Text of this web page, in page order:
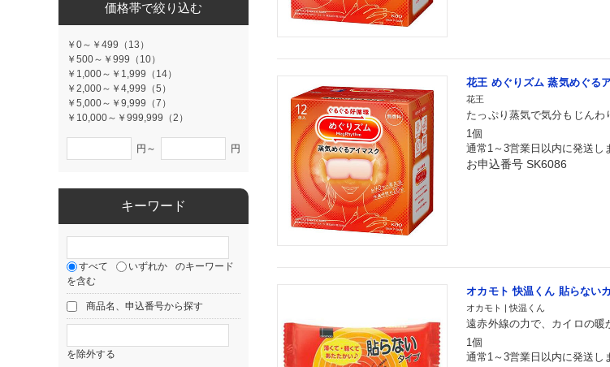
価格帯で絞り込む
￥0～￥499（13）
￥500～￥999（10）
￥1,000～￥1,999（14）
￥2,000～￥4,999（5）
￥5,000～￥9,999（7）
￥10,000～￥999,999（2）
円～ 円
キーワード
すべて いずれか
のキーワード
を含む
商品名、申込番号から探す
を除外する
花王 めぐりズム 蒸気めぐる
花王
たっぷり蒸気で気分もじんわ
1個
通常1～3営業日以内に発送し
お申込番号 SK6086
オカモト 快温くん 貼らない
オカモト | 快温くん
遠赤外線の力で、カイロの暖
1個
通常1～3営業日以内に発送し